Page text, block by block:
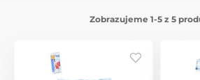
Zobrazujeme 1-5 z 5